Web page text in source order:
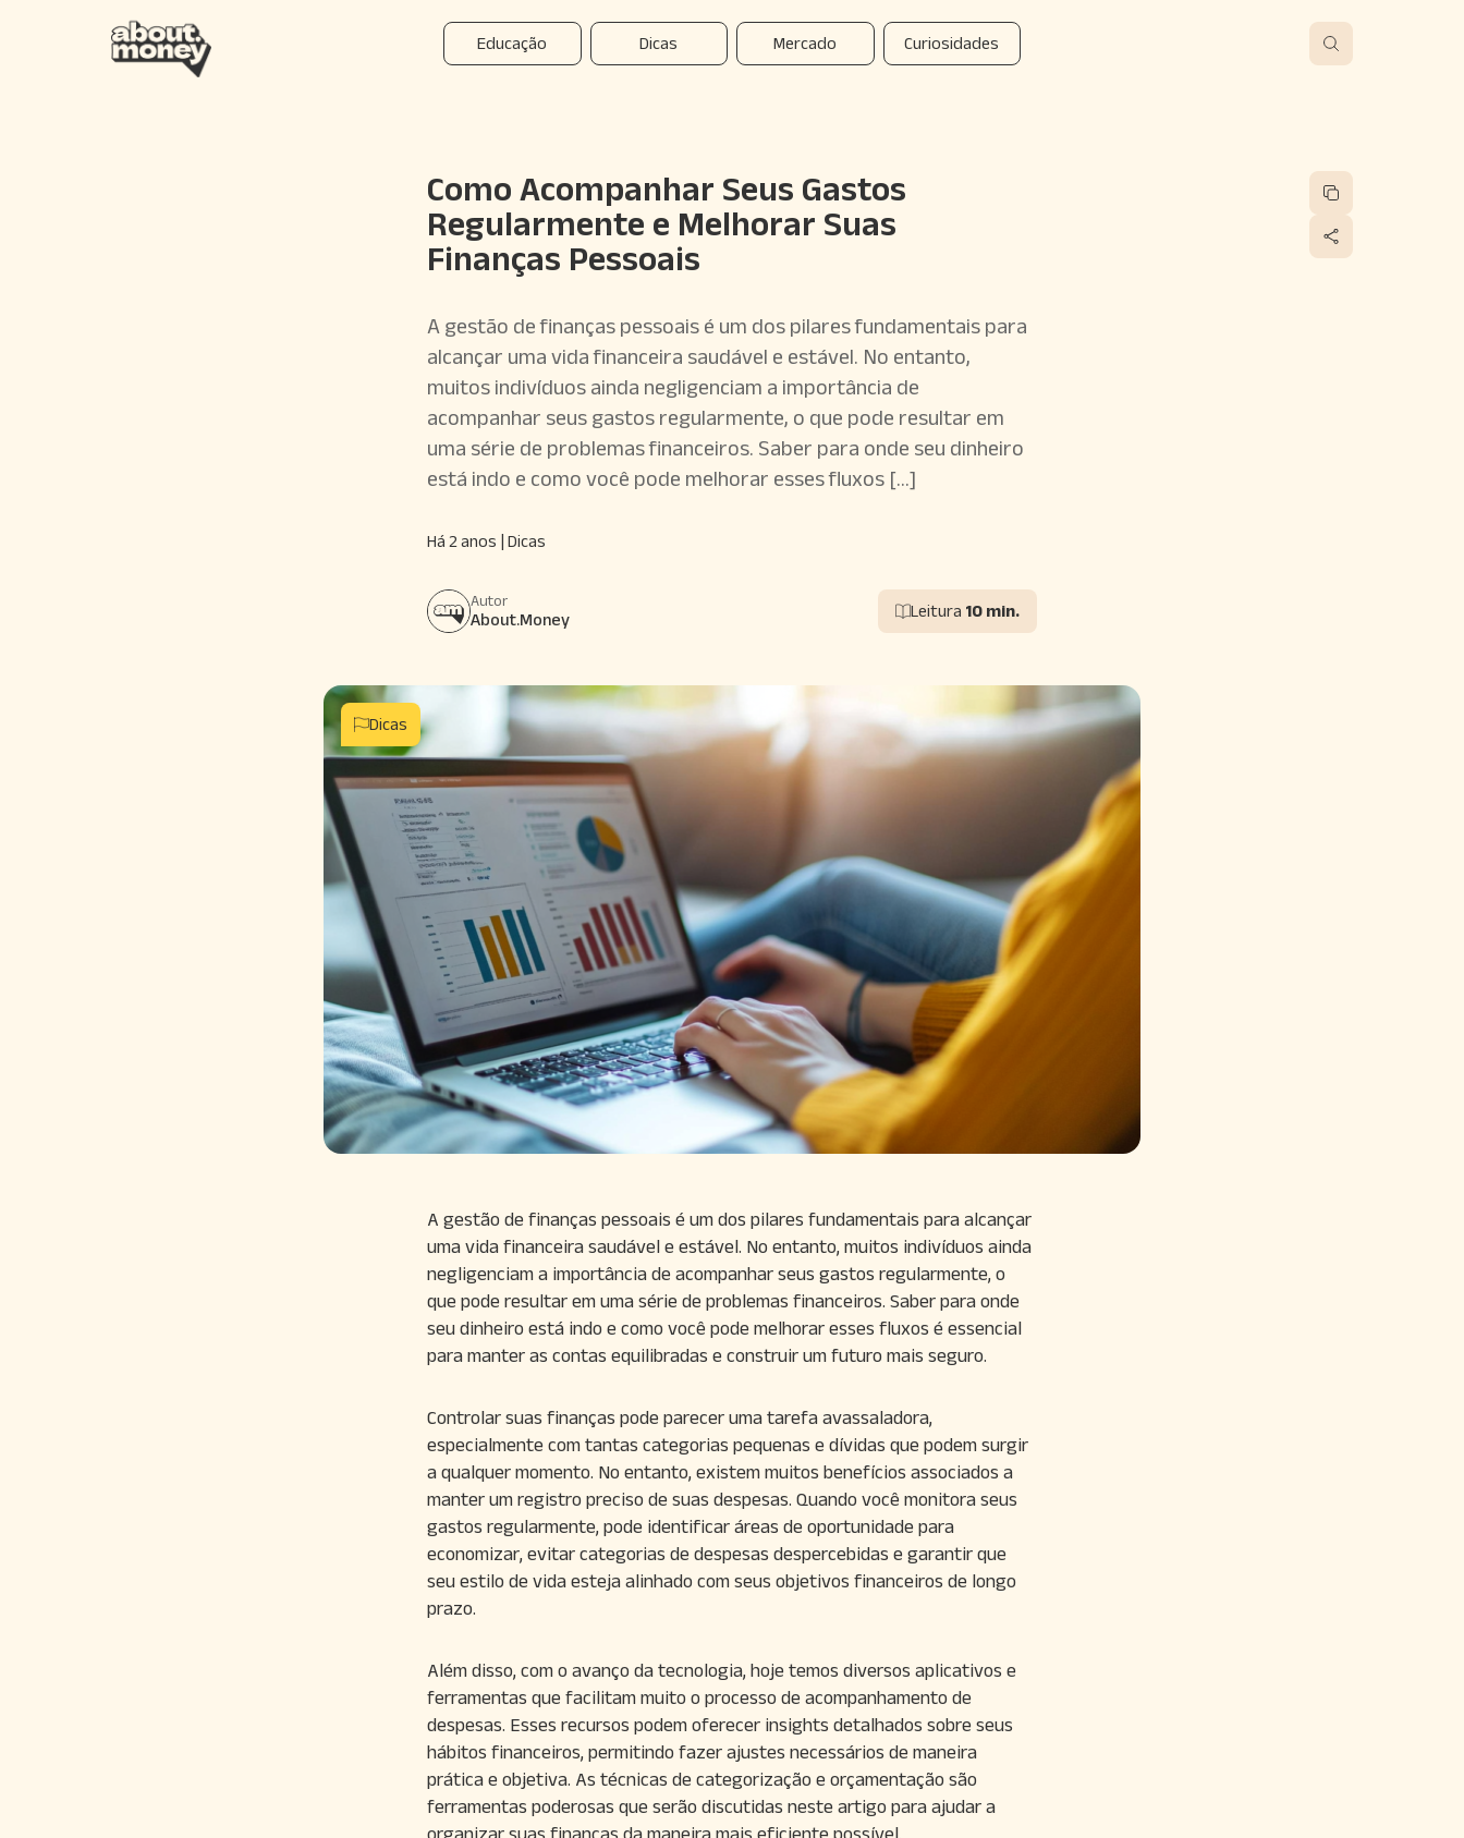
Educação Dicas Mercado Curiosidades
Como Acompanhar Seus Gastos
Regularmente e Melhorar Suas
Finanças Pessoais
A gestão de finanças pessoais é um dos pilares fundamentais para
alcançar uma vida financeira saudável e estável. No entanto,
muitos indivíduos ainda negligenciam a importância de
acompanhar seus gastos regularmente, o que pode resultar em
uma série de problemas financeiros. Saber para onde seu dinheiro
está indo e como você pode melhorar esses fluxos […]
Há 2 anos | Dicas
Autor
About.Money Leitura 10 min.
Dicas
A gestão de finanças pessoais é um dos pilares fundamentais para alcançar
uma vida financeira saudável e estável. No entanto, muitos indivíduos ainda
negligenciam a importância de acompanhar seus gastos regularmente, o
que pode resultar em uma série de problemas financeiros. Saber para onde
seu dinheiro está indo e como você pode melhorar esses fluxos é essencial
para manter as contas equilibradas e construir um futuro mais seguro.
Controlar suas finanças pode parecer uma tarefa avassaladora,
especialmente com tantas categorias pequenas e dívidas que podem surgir
a qualquer momento. No entanto, existem muitos benefícios associados a
manter um registro preciso de suas despesas. Quando você monitora seus
gastos regularmente, pode identificar áreas de oportunidade para
economizar, evitar categorias de despesas despercebidas e garantir que
seu estilo de vida esteja alinhado com seus objetivos financeiros de longo
prazo.
Além disso, com o avanço da tecnologia, hoje temos diversos aplicativos e
ferramentas que facilitam muito o processo de acompanhamento de
despesas. Esses recursos podem oferecer insights detalhados sobre seus
hábitos financeiros, permitindo fazer ajustes necessários de maneira
prática e objetiva. As técnicas de categorização e orçamentação são
ferramentas poderosas que serão discutidas neste artigo para ajudar a
organizar suas finanças da maneira mais eficiente possível.